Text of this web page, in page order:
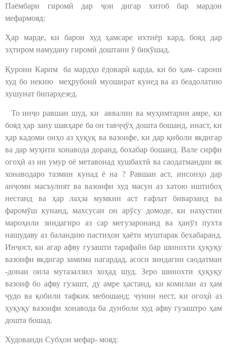
Паёмбари гиромӣ дар ҷои дигар хитоб бар мардон
мефармояд:
Ҳар марде, ки барои худ ҳамсаре ихтиёр кард, бояд дар
эҳтиром намудану гиромӣ доштани ў бикўшад.
Қурони Карим ба мардҳо ёдоварӣ карда, ки бо ҳам- сарони
худ бо некию меҳрубонӣ муошират кунед ва аз беадолатию
хушунат бипарҳезед.
То инҷо равшан шуд, ки аввалин ва муҳимтарин амре, ки
бояд ҳар зану шавҳаре ба он тавҷҷўҳ дошта бошанд, инаст, ки
ҳар кадоми онҳо аз ҳуқуқ ва вазоифе, ки дар қиболи якдигар
ва дар муҳити хонавода доранд, бохабар бошанд. Вале сирфи
огоҳӣ аз ин умур оё метавонад хушбахтӣ ва саодатмандии як
хонаводаро тазмин кунад ё на ? Равшан аст, инсонҳо дар
анҷоми масъулият ва вазоифи худ масун аз хатою иштибоҳ
нестанд ва ҳар лаҳза мумкин аст ғафлат биварзанд ва
фаромўш кунанд, махсусан он арўсу домоде, ки нахустин
мароҳили зиндагиро аз сар мегузаронанд ва ҳанўз пухта
нашудаву аз баландию пастиҳои ҳаёти муштарак бехабаранд.
Инҷост, ки агар афву гузашти тарафайн бар шинохти ҳуқуқу
вазоифи якдигар замима нагардад, асоси зиндагии саодатман
-донаи оила мутазалзил хоҳад шуд. Зеро шинохти ҳуқуқу
вазоиф бо афву гузашт, ду амре ҳастанд, ки комилан аз ҳам
ҷудо ва қобили тафкик мебошанд; чунин нест, ки огоҳӣ аз
ҳуқуқу вазоифи хонавода ба дунболи худ афву гузаштро ҳам
дошта бошад.
Худованди Субҳон мефар- мояд: